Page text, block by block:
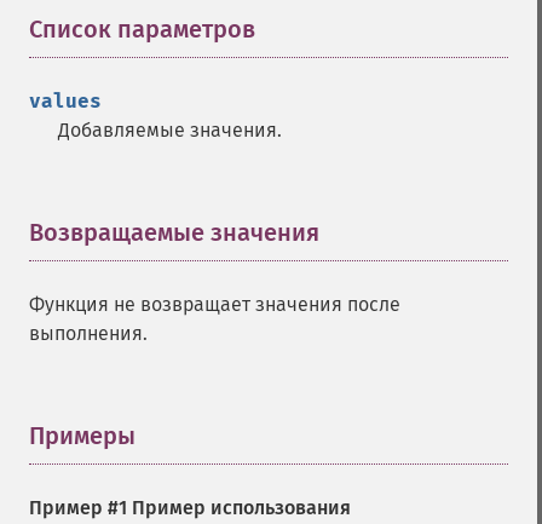
Список параметров
values
Добавляемые значения.
Возвращаемые значения
Функция не возвращает значения после
выполнения.
Примеры
Пример #1 Пример использования